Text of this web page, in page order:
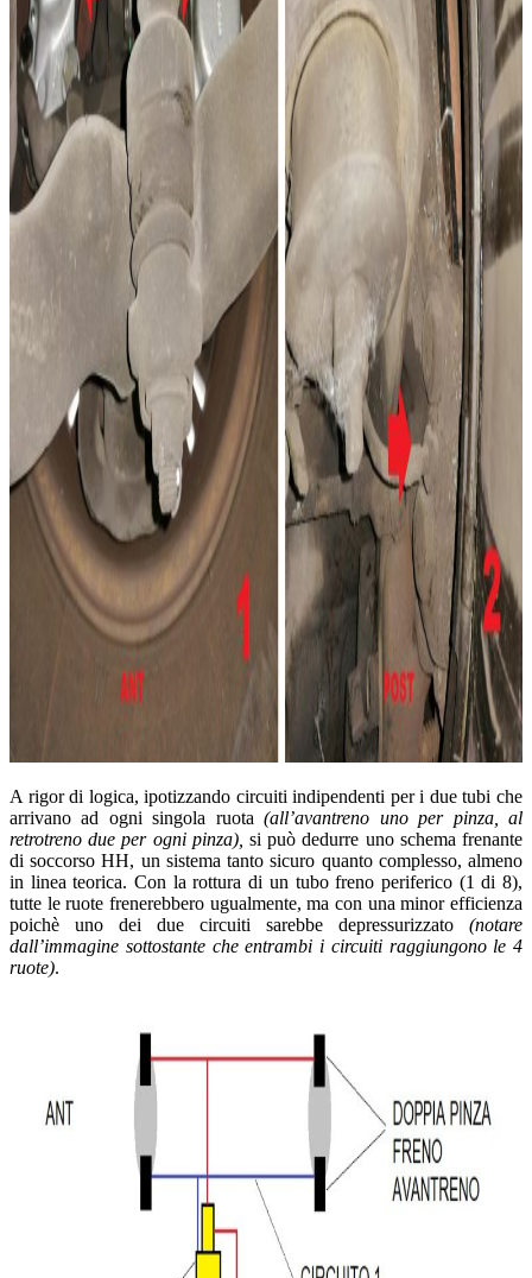
A rigor di logica, ipotizzando circuiti indipendenti per i due tubi che
arrivano ad ogni singola ruota(all’avantreno uno per pinza, al
retrotreno due per ogni pinza), si può dedurre uno schema frenante
di soccorso HH, un sistema tanto sicuro quanto complesso, almeno
in linea teorica. Con la rottura di un tubo freno periferico (1 di 8),
tutte le ruote frenerebbero ugualmente, ma con una minor efficienza
poichè uno dei due circuiti sarebbe depressurizzato (notare
dall’immagine sottostante che entrambi i circuiti raggiungono le 4
ruote).